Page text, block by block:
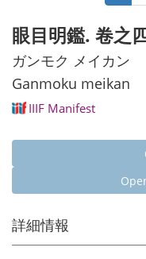
page
眼目明鑑. 卷之
ガンモク メイカン
Ganmoku meikan
IIIF Manifest
詳細情報